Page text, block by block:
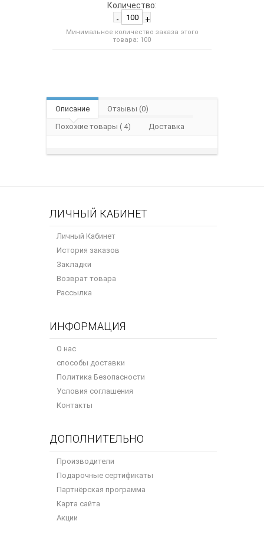
Количество:
-
+
Минимальное количество заказа этого
товара: 100
Описание
Отзывы (0)
Похожие товары ( 4)
Доставка
ЛИЧНЫЙ КАБИНЕТ
Личный Кабинет
История заказов
Закладки
Возврат товара
Рассылка
ИНФОРМАЦИЯ
О нас
способы доставки
Политика Безопасности
Условия соглашения
Контакты
ДОПОЛНИТЕЛЬНО
Производители
Подарочные сертификаты
Партнёрская программа
Карта сайта
Акции